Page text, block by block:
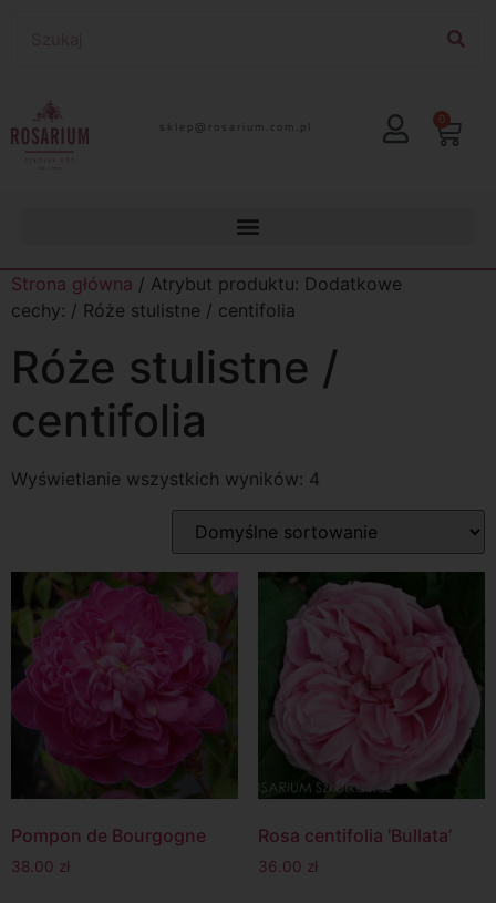
lp.moc.muirasor@pelks 0
Strona główna / Atrybut produktu: Dodatkowe
cechy: / Róże stulistne / centifolia
Róże stulistne /
centifolia
Wyświetlanie wszystkich wyników: 4
Pompon de Bourgogne
38.00 zł
Rosa centifolia 'Bullata’
36.00 zł